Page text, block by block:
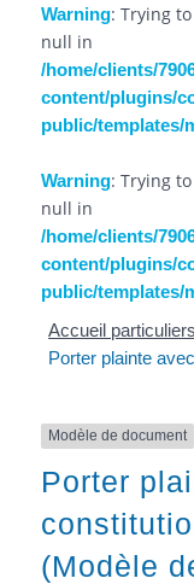
Warning: Trying
null in
/home/clients/
content/plugins/
public/templates/
Warning: Trying
null in
/home/clients/
content/plugins/
public/templates/
Accueil particuliers
Porter plainte
Modèle de document
Porter
(Modèle